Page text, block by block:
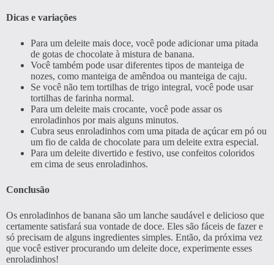
Dicas e variações
Para um deleite mais doce, você pode adicionar uma pitada
de gotas de chocolate à mistura de banana.
Você também pode usar diferentes tipos de manteiga de
nozes, como manteiga de amêndoa ou manteiga de caju.
Se você não tem tortilhas de trigo integral, você pode usar
tortilhas de farinha normal.
Para um deleite mais crocante, você pode assar os
enroladinhos por mais alguns minutos.
Cubra seus enroladinhos com uma pitada de açúcar em pó ou
um fio de calda de chocolate para um deleite extra especial.
Para um deleite divertido e festivo, use confeitos coloridos
em cima de seus enroladinhos.
Conclusão
Os enroladinhos de banana são um lanche saudável e delicioso que
certamente satisfará sua vontade de doce. Eles são fáceis de fazer e
só precisam de alguns ingredientes simples. Então, da próxima vez
que você estiver procurando um deleite doce, experimente esses
enroladinhos!